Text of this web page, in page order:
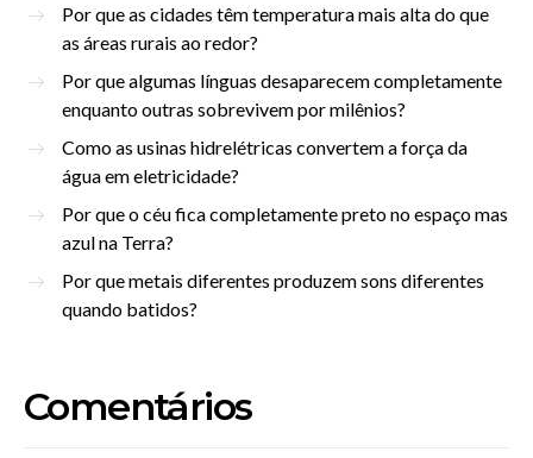
Por que as cidades têm temperatura mais alta do que
as áreas rurais ao redor?
Por que algumas línguas desaparecem completamente
enquanto outras sobrevivem por milênios?
Como as usinas hidrelétricas convertem a força da
água em eletricidade?
Por que o céu fica completamente preto no espaço mas
azul na Terra?
Por que metais diferentes produzem sons diferentes
quando batidos?
Comentários